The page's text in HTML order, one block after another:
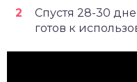
Спустя 28-30
готов к